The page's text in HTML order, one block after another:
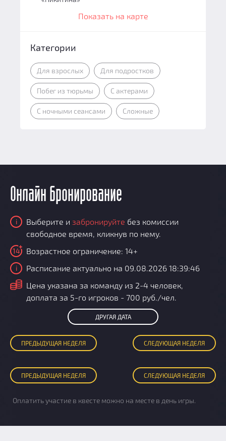
Показать на карте
Категории
Для взрослых Для подростков
Побег из тюрьмы С актерами
С ночными сеансами Сложные
Онлайн бронирование
i Выберите и забронируйте без комиссии
свободное время, кликнув по нему.
14 Возрастное ограничение: 14+
i Расписание актуально на 09.08.2026 18:39:46
i
Цена указана за команду из 2-4 человек,
доплата за 5-го игроков - 700 руб./чел.
ДРУГАЯ ДАТА
ПРЕДЫДУЩАЯ НЕДЕЛЯ СЛЕДУЮЩАЯ НЕДЕЛЯ
ПРЕДЫДУЩАЯ НЕДЕЛЯ СЛЕДУЮЩАЯ НЕДЕЛЯ
Оплатить участие в квесте можно на месте в день игры.